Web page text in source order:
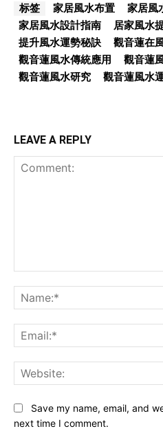
标签 家居風水布置
家居風
家居風水設計指南
居家風水
提升風水運勢秘訣
觀音蓮在
觀音蓮風水傳統應用
觀音蓮
觀音蓮風水研究
觀音蓮風水
LEAVE A REPLY
Save my name, email, and
next time I comment.